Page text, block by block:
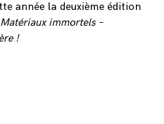
année la deuxième édition
immortels –
!